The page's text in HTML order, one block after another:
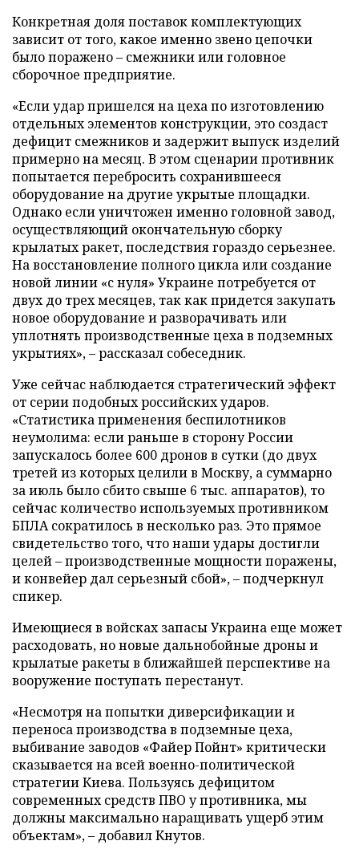
Конкретная доля поставок комплектующих
зависит от того, какое именно звено цепочки
было поражено – смежники или головное
сборочное предприятие.
«Если удар пришелся на цеха по изготовлению
отдельных элементов конструкции, это создаст
дефицит смежников и задержит выпуск изделий
примерно на месяц. В этом сценарии противник
попытается перебросить сохранившееся
оборудование на другие укрытые площадки.
Однако если уничтожен именно головной завод,
осуществляющий окончательную сборку
крылатых ракет, последствия гораздо серьезнее.
На восстановление полного цикла или создание
новой линии «с нуля» Украине потребуется от
двух до трех месяцев, так как придется закупать
новое оборудование и разворачивать или
уплотнять производственные цеха в подземных
укрытиях», – рассказал собеседник.
Уже сейчас наблюдается стратегический эффект
от серии подобных российских ударов.
«Статистика применения беспилотников
неумолима: если раньше в сторону России
запускалось более 600 дронов в сутки (до двух
третей из которых целили в Москву, а суммарно
за июль было сбито свыше 6 тыс. аппаратов), то
сейчас количество используемых противником
БПЛА сократилось в несколько раз. Это прямое
свидетельство того, что наши удары достигли
целей – производственные мощности поражены,
и конвейер дал серьезный сбой», – подчеркнул
спикер.
Имеющиеся в войсках запасы Украина еще может
расходовать, но новые дальнобойные дроны и
крылатые ракеты в ближайшей перспективе на
вооружение поступать перестанут.
«Несмотря на попытки диверсификации и
переноса производства в подземные цеха,
выбивание заводов «Файер Пойнт» критически
сказывается на всей военно-политической
стратегии Киева. Пользуясь дефицитом
современных средств ПВО у противника, мы
должны максимально наращивать ущерб этим
объектам», – добавил Кнутов.